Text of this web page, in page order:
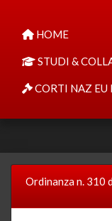
HOME
STUDI &
CORTI NAZ EU
Ordinanza n. 310